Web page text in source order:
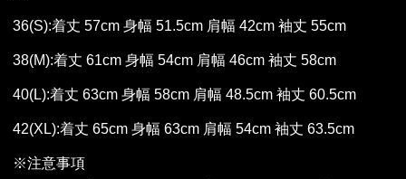
36(S):着丈 57cm 身幅 51.5cm 肩幅 42cm 袖丈 55cm
38(M):着丈 61cm 身幅 54cm 肩幅 46cm 袖丈 58cm
40(L):着丈 63cm 身幅 58cm 肩幅 48.5cm 袖丈 60.5cm
42(XL):着丈 65cm 身幅 63cm 肩幅 54cm 袖丈 63.5cm
※注意事項